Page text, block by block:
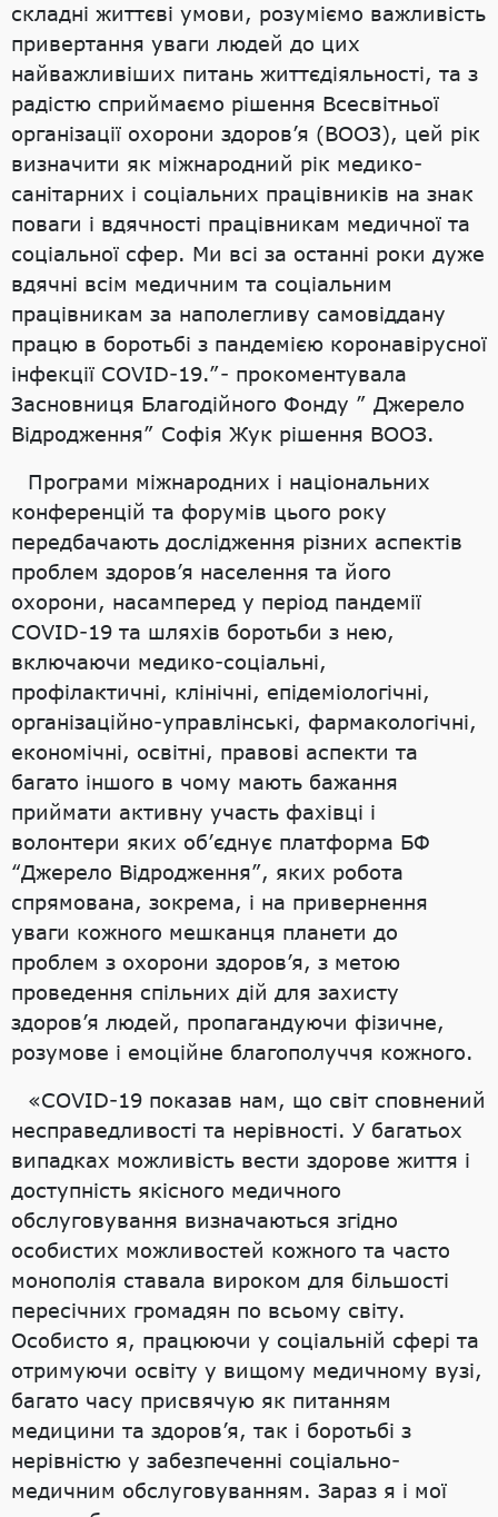
складні життєві умови, розуміємо важливість
привертання уваги людей до цих
найважливіших питань життєдіяльності, та з
радістю сприймаємо рішення Всесвітньої
організації охорони здоров’я (ВООЗ), цей рік
визначити як міжнародний рік медико-
санітарних і соціальних працівників на знак
поваги і вдячності працівникам медичної та
соціальної сфер. Ми всі за останні роки дуже
вдячні всім медичним та соціальним
працівникам за наполегливу самовіддану
працю в боротьбі з пандемією коронавірусної
інфекції COVID-19.”- прокоментувала
Засновниця Благодійного Фонду ” Джерело
Відродження” Софія Жук рішення ВООЗ.
Програми міжнародних і національних
конференцій та форумів цього року
передбачають дослідження різних аспектів
проблем здоров’я населення та його
охорони, насамперед у період пандемії
COVID-19 та шляхів боротьби з нею,
включаючи медико-соціальні,
профілактичні, клінічні, епідеміологічні,
організаційно-управлінські, фармакологічні,
економічні, освітні, правові аспекти та
багато іншого в чому мають бажання
приймати активну участь фахівці і
волонтери яких об’єднує платформа БФ
“Джерело Відродження”, яких робота
спрямована, зокрема, і на привернення
уваги кожного мешканця планети до
проблем з охорони здоров’я, з метою
проведення спільних дій для захисту
здоров’я людей, пропагандуючи фізичне,
розумове і емоційне благополуччя кожного.
«COVID-19 показав нам, що світ сповнений
несправедливості та нерівності. У багатьох
випадках можливість вести здорове життя і
доступність якісного медичного
обслуговування визначаються згідно
особистих можливостей кожного та часто
монополія ставала вироком для більшості
пересічних громадян по всьому світу.
Особисто я, працюючи у соціальній сфері та
отримуючи освіту у вищому медичному вузі,
багато часу присвячую як питанням
медицини та здоров’я, так і боротьбі з
нерівністю у забезпеченні соціально-
медичним обслуговуванням. Зараз я і мої